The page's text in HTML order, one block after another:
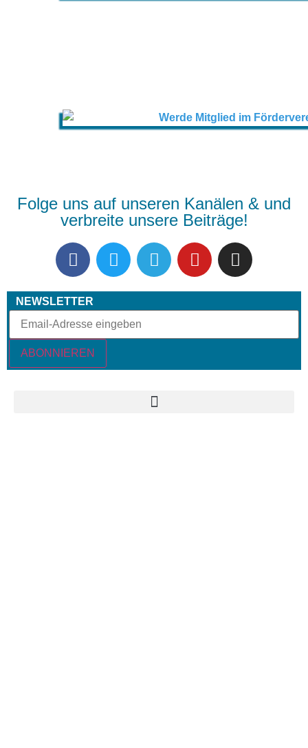
Folge uns auf unseren Kanälen & und
verbreite unsere Beiträge!
NEWSLETTER